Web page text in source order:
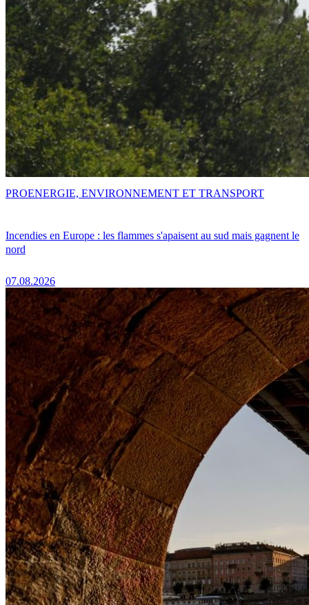
Incendies en Europe : les flammes s'apaisent au sud mais gagnent le
nord
07.08.2026
PROENERGIE, ENVIRONNEMENT ET TRANSPORT